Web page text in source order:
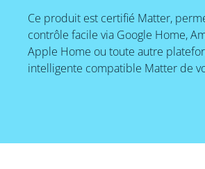
Ce produit est certifié Matter,
contrôle facile via Google Home,
Apple Home ou toute autre
intelligente compatible Matter de